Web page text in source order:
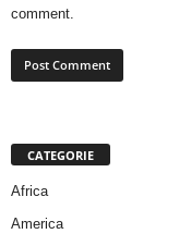
comment.
CATEGORIE
Africa
America